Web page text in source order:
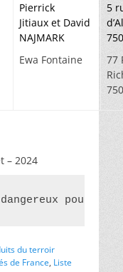
Pierrick
Jitiaux et David
NAJMARK
Ewa Fontaine
5
77
– 2024
pour la
du terroir
de France, Liste